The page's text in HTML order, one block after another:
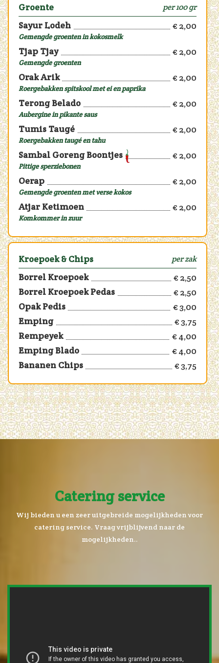
Groente per 100 gr
Sayur Lodeh € 2,00
Gemengde groenten in kokosmelk
Tjap Tjay € 2,00
Gemengde groenten
Orak Arik € 2,00
Roergebakken spitskool met ei en paprika
Terong Belado € 2,00
Aubergine in pikante saus
Tumis Taugé € 2,00
Roergebakken taugé en tahu
Sambal Goreng Boontjes € 2,00
Pittige sperziebonen
Oerap € 2,00
Gemengde groenten met verse kokos
Atjar Ketimoen € 2,00
Komkommer in zuur
Kroepoek & Chips per zak
Borrel Kroepoek
€ 2,50
Borrel Kroepoek Pedas
€ 2,50
Opak Pedis
€ 3,00
Emping
€ 3,75
Rempeyek
€ 4,00
Emping Blado
€ 4,00
Bananen Chips
€ 3,75
Catering service
Wij bieden u een zeer uitgebreide mogelijkheden voor
catering service. Vraag vrijblijvend naar de
mogelijkheden..